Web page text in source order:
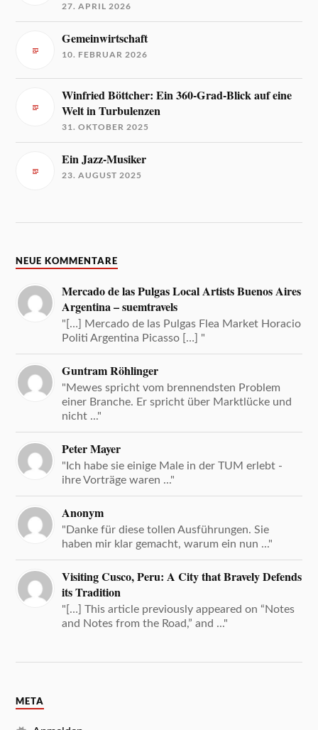
27. APRIL 2026
Gemeinwirtschaft
10. FEBRUAR 2026
Winfried Böttcher: Ein 360-Grad-Blick auf eine
Welt in Turbulenzen
31. OKTOBER 2025
Ein Jazz-Musiker
23. AUGUST 2025
NEUE KOMMENTARE
Mercado de las Pulgas Local Artists Buenos Aires
Argentina – suemtravels
"[…] Mercado de las Pulgas Flea Market Horacio
Politi Argentina Picasso […] "
Guntram Röhlinger
"Mewes spricht vom brennendsten Problem
einer Branche. Er spricht über Marktlücke und
nicht ..."
Peter Mayer
"Ich habe sie einige Male in der TUM erlebt -
ihre Vorträge waren ..."
Anonym
"Danke für diese tollen Ausführungen. Sie
haben mir klar gemacht, warum ein nun ..."
Visiting Cusco, Peru: A City that Bravely Defends
its Tradition
"[…] This article previously appeared on “Notes
and Notes from the Road,” and ..."
META